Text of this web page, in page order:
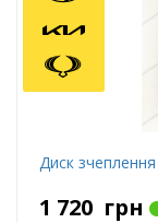
Диск зчеплення
1 720 грн